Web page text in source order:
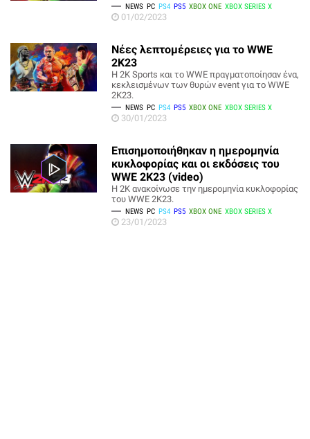
NEWS PC PS4 PS5 XBOX ONE XBOX SERIES X
01/02/2023
Νέες λεπτομέρειες για το WWE
2K23
H 2K Sports και το WWE πραγματοποίησαν ένα,
κεκλεισμένων των θυρών event για το WWE
2K23.
NEWS PC PS4 PS5 XBOX ONE XBOX SERIES X
30/01/2023
Επισημοποιήθηκαν η ημερομηνία
κυκλοφορίας και οι εκδόσεις του
WWE 2K23 (video)
Η 2K ανακοίνωσε την ημερομηνία κυκλοφορίας
του WWE 2K23.
NEWS PC PS4 PS5 XBOX ONE XBOX SERIES X
23/01/2023